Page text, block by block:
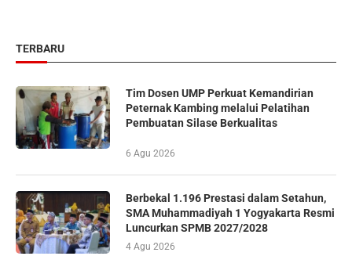
TERBARU
Tim Dosen UMP Perkuat Kemandirian
Peternak Kambing melalui Pelatihan
Pembuatan Silase Berkualitas
6 Agu 2026
Berbekal 1.196 Prestasi dalam Setahun,
SMA Muhammadiyah 1 Yogyakarta Resmi
Luncurkan SPMB 2027/2028
4 Agu 2026